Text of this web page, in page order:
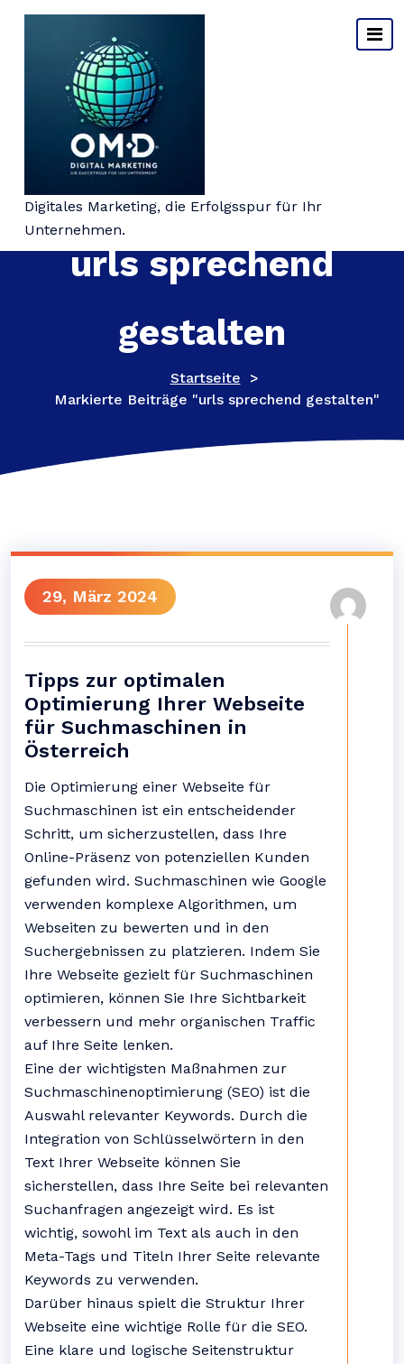
Digitales Marketing, die Erfolgsspur für Ihr
Unternehmen.
Schlagwort-Archiv:
urls sprechend
gestalten
Startseite >
Markierte Beiträge "urls sprechend gestalten"
29, März 2024
Tipps zur optimalen
Optimierung Ihrer Webseite
für Suchmaschinen in
Österreich
Die Optimierung einer Webseite für
Suchmaschinen ist ein entscheidender
Schritt, um sicherzustellen, dass Ihre
Online-Präsenz von potenziellen Kunden
gefunden wird. Suchmaschinen wie Google
verwenden komplexe Algorithmen, um
Webseiten zu bewerten und in den
Suchergebnissen zu platzieren. Indem Sie
Ihre Webseite gezielt für Suchmaschinen
optimieren, können Sie Ihre Sichtbarkeit
verbessern und mehr organischen Traffic
auf Ihre Seite lenken.
Eine der wichtigsten Maßnahmen zur
Suchmaschinenoptimierung (SEO) ist die
Auswahl relevanter Keywords. Durch die
Integration von Schlüsselwörtern in den
Text Ihrer Webseite können Sie
sicherstellen, dass Ihre Seite bei relevanten
Suchanfragen angezeigt wird. Es ist
wichtig, sowohl im Text als auch in den
Meta-Tags und Titeln Ihrer Seite relevante
Keywords zu verwenden.
Darüber hinaus spielt die Struktur Ihrer
Webseite eine wichtige Rolle für die SEO.
Eine klare und logische Seitenstruktur